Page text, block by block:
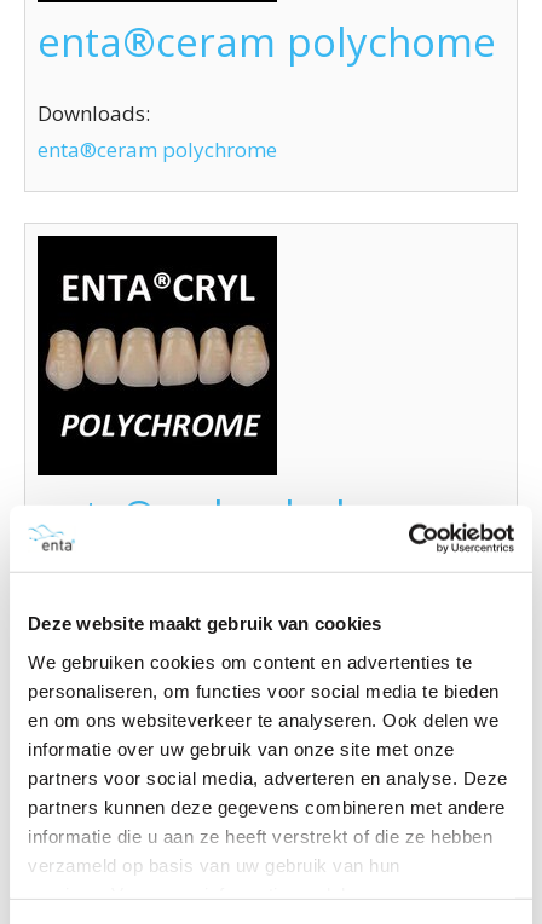
Deze website maakt gebruik van cookies
We gebruiken cookies om content en advertenties te
personaliseren, om functies voor social media te bieden
en om ons websiteverkeer te analyseren. Ook delen we
informatie over uw gebruik van onze site met onze
partners voor social media, adverteren en analyse. Deze
partners kunnen deze gegevens combineren met andere
informatie die u aan ze heeft verstrekt of die ze hebben
verzameld op basis van uw gebruik van hun
enta®ceram polychome
Downloads:
enta®ceram polychrome
enta®cryl polychrome
enta®cryl polychrome
enta®cryl classic